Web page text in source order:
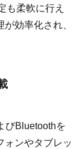
も柔軟に行え
効率化され、
びBluetoothを
ォンやタブレッ